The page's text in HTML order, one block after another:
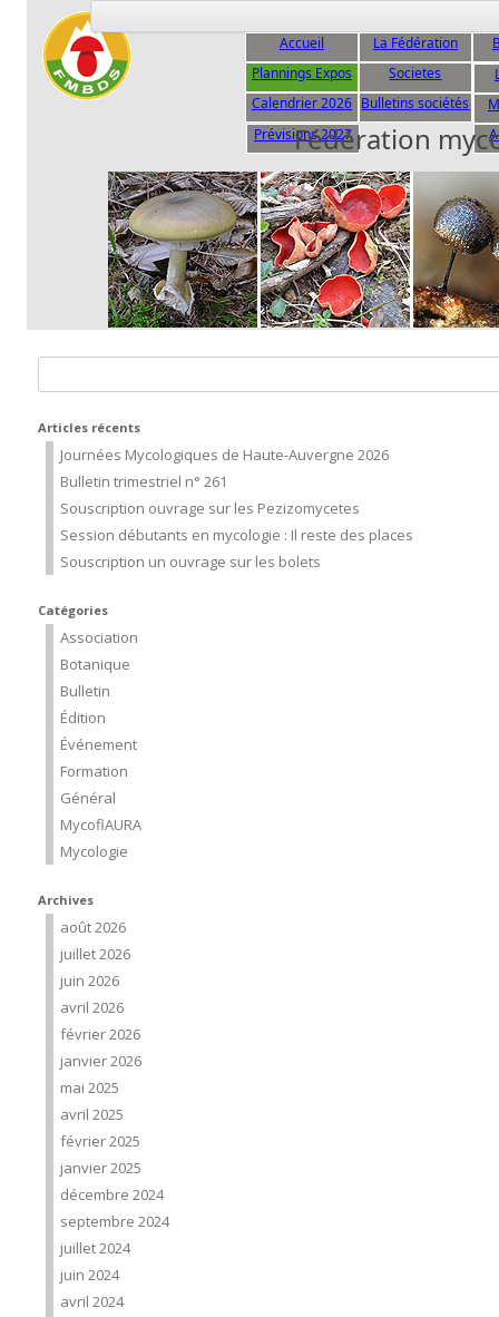
Accueil La Fédération
Plannings Expos Societes
Calendrier 2026
Prévisions 2027
Bulletins sociétés
Fédération
Articles récents
Journées Mycologiques de Haute-Auvergne 2026
Bulletin trimestriel n° 261
Souscription ouvrage sur les Pezizomycetes
Session débutants en mycologie : Il reste des places
Souscription un ouvrage sur les bolets
Catégories
Association
Botanique
Bulletin
Édition
Événement
Formation
Général
MycoflAURA
Mycologie
Archives
août 2026
juillet 2026
juin 2026
avril 2026
février 2026
janvier 2026
mai 2025
avril 2025
février 2025
janvier 2025
décembre 2024
septembre 2024
juillet 2024
juin 2024
avril 2024